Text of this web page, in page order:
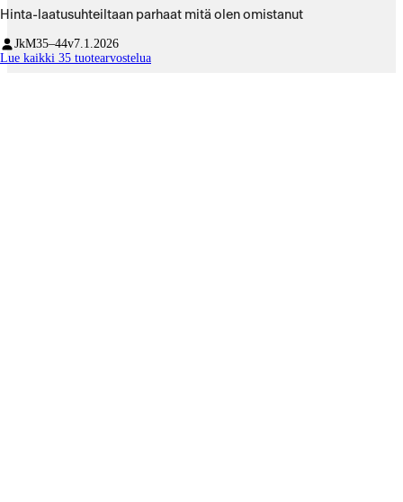
Hinta-laatusuhteiltaan parhaat mitä olen omistanut
JkM35–44v7.1.2026
Lue kaikki 35 tuotearvostelua